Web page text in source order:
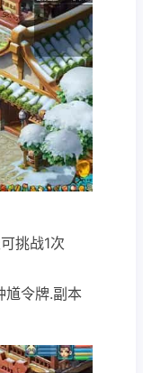
挑战1次
馗令牌.副本